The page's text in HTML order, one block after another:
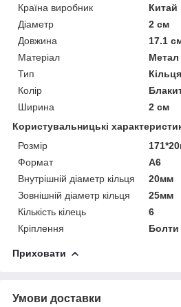
Країна виробник
Китай
Діаметр
2 см
Довжина
17.1
Матеріал
Метал
Тип
Колір
Ширина
2 см
Користувальницькі
Розмір
Формат
А6
Внутрішній діаметр кільця
20мм
Зовнішній діаметр кільця
25мм
Кількість кілець
6
Кріплення
Болти
Приховати
Умови доставки